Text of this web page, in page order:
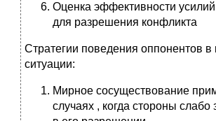
Оценка эффективности
для разрешения конфликта
Стратегии поведения оппонентов в
ситуации:
Мирное сосуществование
случаях , когда стороны